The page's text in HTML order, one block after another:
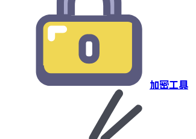
加密工具